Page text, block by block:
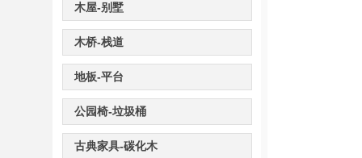
木屋-别墅
木桥-栈道
地板-平台
公园椅-垃圾桶
古典家具-碳化木